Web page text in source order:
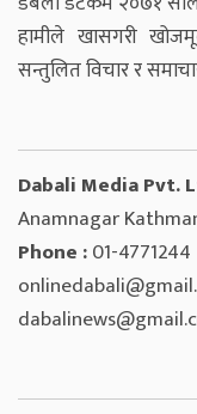
हामीले खासगरी
सन्तुलित विचार र
Dabali Media Pvt.
Anamnagar
Phone :01-4771244